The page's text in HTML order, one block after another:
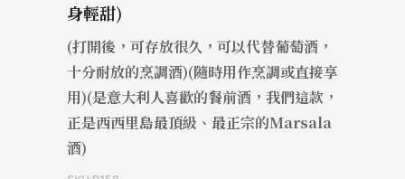
身輕甜)
(打開後，可存放很久，可以代替葡萄酒，
十分耐放的烹調酒)(隨時用作烹調或直接享
用)(是意大利人喜歡的餐前酒，我們這款，
正是西西里島最頂級、最正宗的Marsala
酒)